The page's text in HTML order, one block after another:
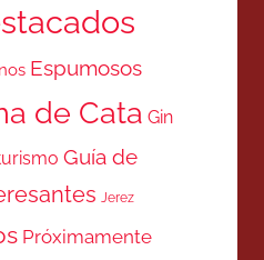
Espumosos
de Cata Gin
Guía de
Jerez
Próximamente